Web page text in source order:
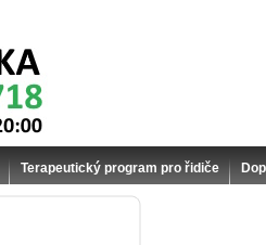
Terapeutický program pro řidiče